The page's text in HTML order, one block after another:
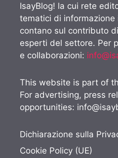
IsayBlog! la cui rete
tematici di
contano sul contributo
esperti del settore. Per
e collaborazioni:
This website is part of
For advertising, press
opportunities:
Dichiarazione sulla
Cookie Policy (UE)